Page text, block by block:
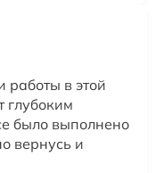
работы в этой
глубоким
было выполнено
вернусь и